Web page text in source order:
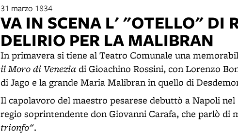
31 marzo 1834
VA IN SCENA L' "OTELLO" DI
DELIRIO PER LA MALIBRAN
In primavera si tiene al Teatro Comunale una
il Moro di Venezia di Gioachino Rossini, con Lorenzo
di Jago e la grande Maria Malibran in quello di
Il capolavoro del maestro pesarese debuttò a Napoli
regio soprintendente don Giovanni Carafa, che parlò di
trionfo".